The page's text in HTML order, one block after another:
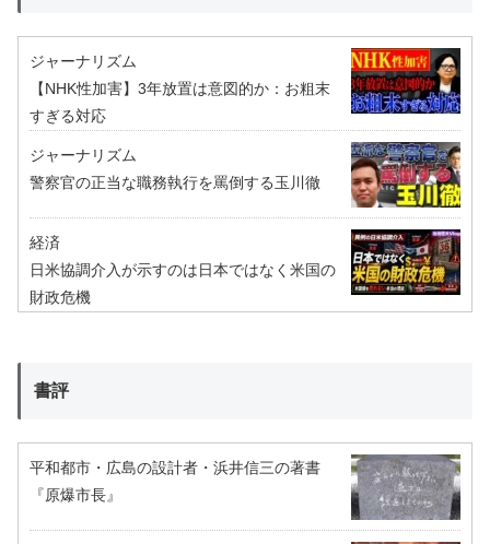
ジャーナリズム
【NHK性加害】3年放置は意図的か：お粗末
すぎる対応
ジャーナリズム
警察官の正当な職務執行を罵倒する玉川徹
経済
日米協調介入が示すのは日本ではなく米国の
財政危機
書評
平和都市・広島の設計者・浜井信三の著書
『原爆市長』